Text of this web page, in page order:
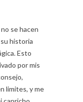
se hacen
historia
Esto
por mis
limites, y me